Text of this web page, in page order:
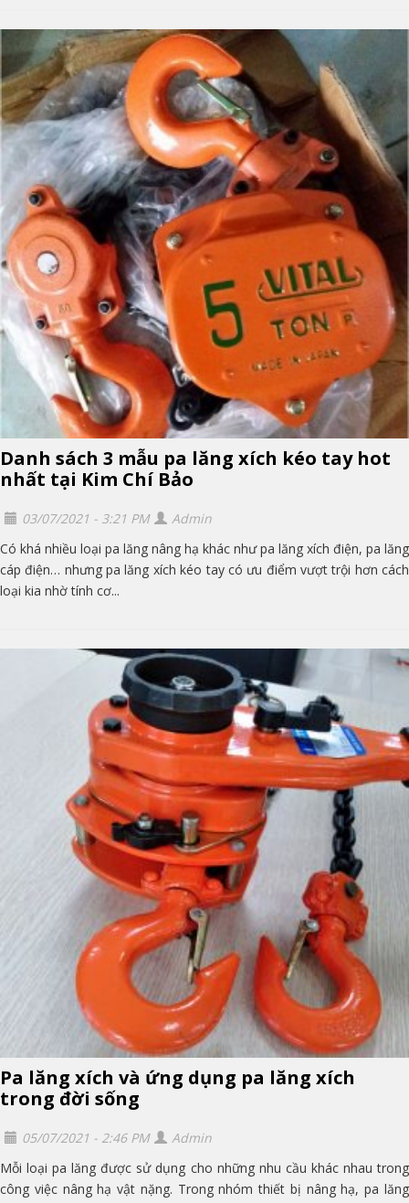
Danh sách 3 mẫu pa lăng xích kéo tay hot
nhất tại Kim Chí Bảo
03/07/2021 - 3:21 PM
Admin
Có khá nhiều loại pa lăng nâng hạ khác như pa lăng xích điện, pa lăng
cáp điện… nhưng pa lăng xích kéo tay có ưu điểm vượt trội hơn cách
loại kia nhờ tính cơ...
Pa lăng xích và ứng dụng pa lăng xích
trong đời sống
05/07/2021 - 2:46 PM
Admin
Mỗi loại pa lăng được sử dụng cho những nhu cầu khác nhau trong
công việc nâng hạ vật nặng. Trong nhóm thiết bị nâng hạ, pa lăng